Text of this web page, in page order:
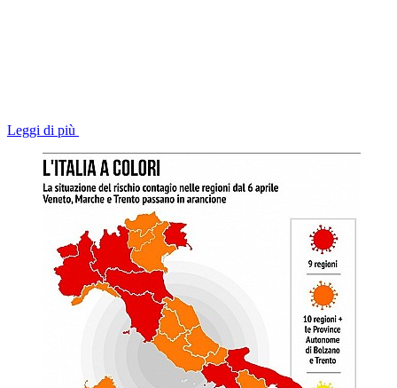
Leggi di più